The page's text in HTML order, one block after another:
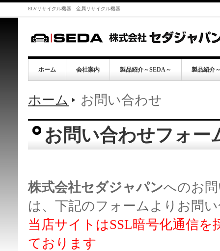
ELVリサイクル機器 金属リサイクル機器
ホーム 会社案内 製品紹介～SEDA～ 製品紹介
ホーム お問い合わせ
お問い合わせフォー
株式会社セダジャパンへのお
は、下記のフォームよりお問
当店サイトはSSL暗号化通信
ております